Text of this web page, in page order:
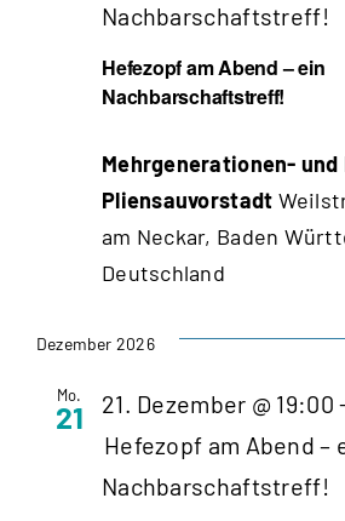
Hefezopf am Abend – ein
Nachbarschaftstreff!
Nachbarschaftstreff!
Mehrgenerationen- und
Pliensauvorstadt
am Neckar, Baden
Deutschland
Dezember 2026
Mo.
21 21. Dezember @ 19:00
Hefezopf am Abend –
Nachbarschaftstreff!